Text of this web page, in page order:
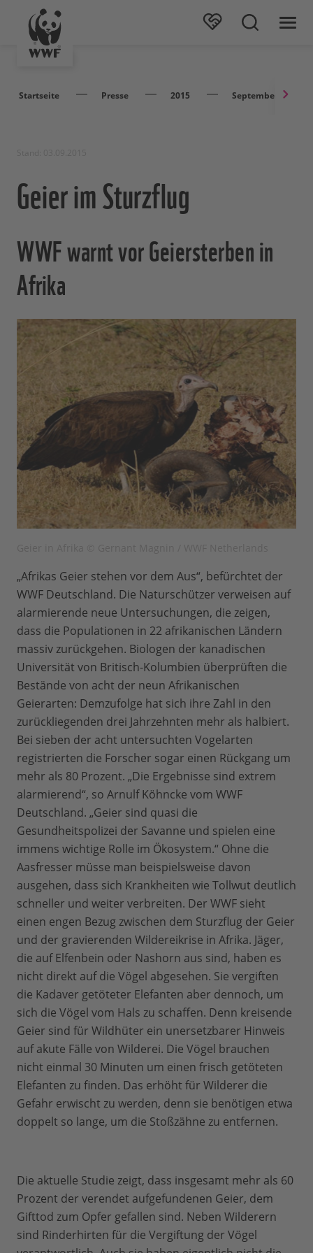
Startseite Presse 2015 September
Geier im Sturzflug
WWF warnt vor Geiersterben in
Afrika
„Afrikas Geier stehen vor dem Aus“, befürchtet der
WWF Deutschland. Die Naturschützer verweisen auf
alarmierende neue Untersuchungen, die zeigen,
dass die Populationen in 22 afrikanischen Ländern
massiv zurückgehen. Biologen der kanadischen
Universität von Britisch-Kolumbien überprüften die
Bestände von acht der neun Afrikanischen
Geierarten: Demzufolge hat sich ihre Zahl in den
zurückliegenden drei Jahrzehnten mehr als halbiert.
Bei sieben der acht untersuchten Vogelarten
registrierten die Forscher sogar einen Rückgang um
mehr als 80 Prozent. „Die Ergebnisse sind extrem
alarmierend“, so Arnulf Köhncke vom WWF
Deutschland. „Geier sind quasi die
Gesundheitspolizei der Savanne und spielen eine
immens wichtige Rolle im Ökosystem.“ Ohne die
Aasfresser müsse man beispielsweise davon
ausgehen, dass sich Krankheiten wie Tollwut deutlich
schneller und weiter verbreiten. Der WWF sieht
einen engen Bezug zwischen dem Sturzflug der Geier
und der gravierenden Wildereikrise in Afrika. Jäger,
die auf Elfenbein oder Nashorn aus sind, haben es
nicht direkt auf die Vögel abgesehen. Sie vergiften
die Kadaver getöteter Elefanten aber dennoch, um
sich die Vögel vom Hals zu schaffen. Denn kreisende
Geier sind für Wildhüter ein unersetzbarer Hinweis
auf akute Fälle von Wilderei. Die Vögel brauchen
nicht einmal 30 Minuten um einen frisch getöteten
Elefanten zu finden. Das erhöht für Wilderer die
Gefahr erwischt zu werden, denn sie benötigen etwa
doppelt so lange, um die Stoßzähne zu entfernen.
Die aktuelle Studie zeigt, dass insgesamt mehr als 60
Prozent der verendet aufgefundenen Geier, dem
Gifttod zum Opfer gefallen sind. Neben Wilderern
sind Rinderhirten für die Vergiftung der Vögel